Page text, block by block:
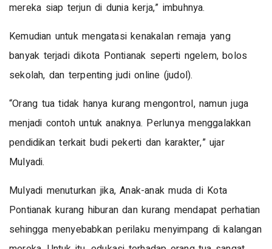
mereka siap terjun di dunia kerja,” imbuhnya.
Kemudian untuk mengatasi kenakalan remaja yang
banyak terjadi dikota Pontianak seperti ngelem, bolos
sekolah, dan terpenting judi online (judol).
“Orang tua tidak hanya kurang mengontrol, namun juga
menjadi contoh untuk anaknya. Perlunya menggalakkan
pendidikan terkait budi pekerti dan karakter,” ujar
Mulyadi.
Mulyadi menuturkan jika, Anak-anak muda di Kota
Pontianak kurang hiburan dan kurang mendapat perhatian
sehingga menyebabkan perilaku menyimpang di kalangan